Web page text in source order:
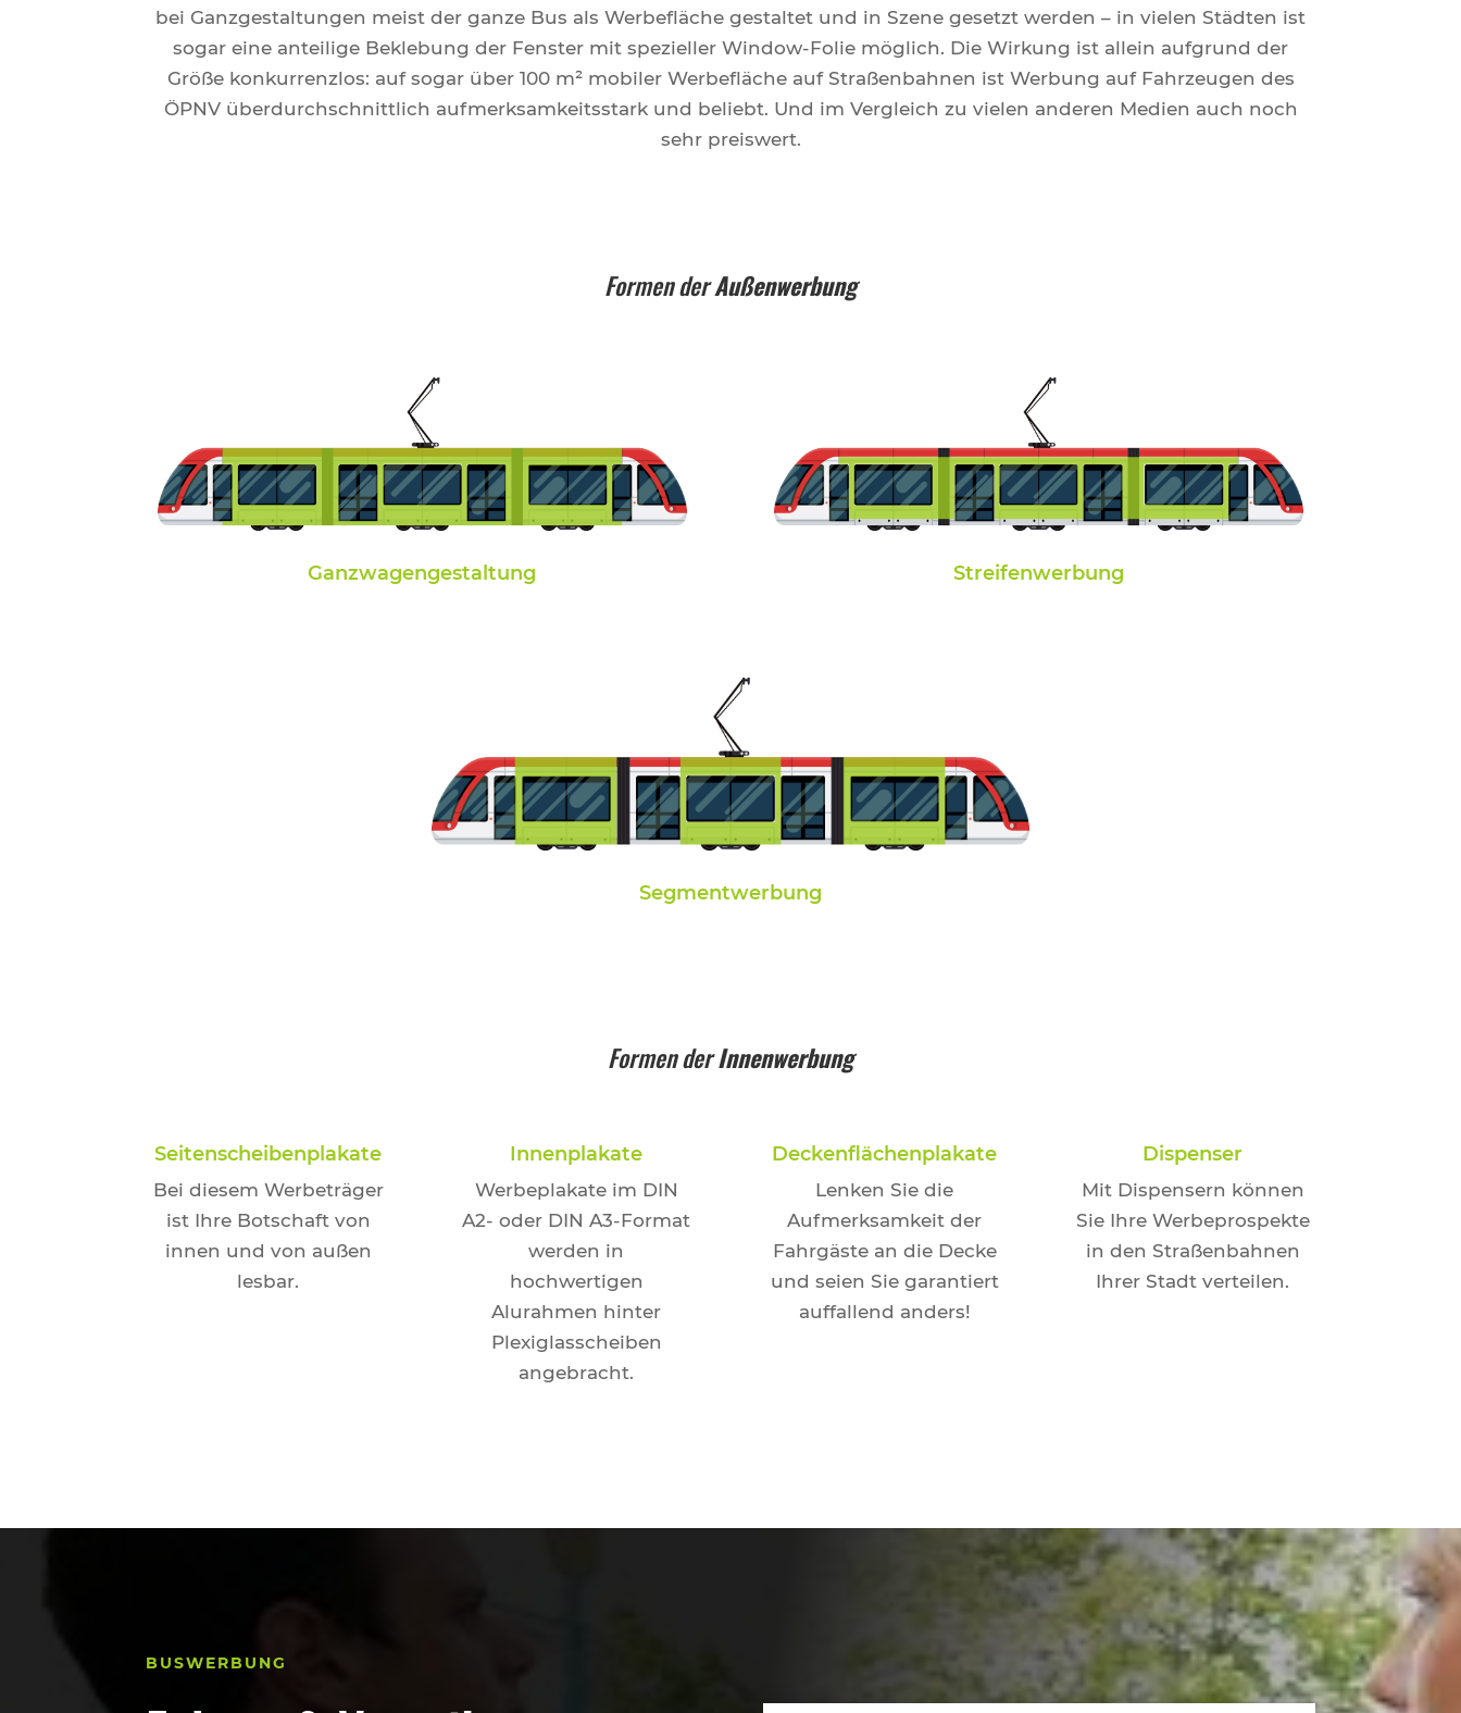
bei Ganzgestaltungen meist der ganze Bus als Werbefläche gestaltet und in Szene gesetzt werden – in vielen Städten ist
sogar eine anteilige Beklebung der Fenster mit spezieller Window-Folie möglich. Die Wirkung ist allein aufgrund der
Größe konkurrenzlos: auf sogar über 100 m² mobiler Werbefläche auf Straßenbahnen ist Werbung auf Fahrzeugen des
ÖPNV überdurchschnittlich aufmerksamkeitsstark und beliebt. Und im Vergleich zu vielen anderen Medien auch noch
sehr preiswert.
Formen derAußenwerbung
Ganzwagengestaltung Streifenwerbung
Segmentwerbung
Formen derInnenwerbung
Seitenscheibenplakate
Bei diesem Werbeträger
ist Ihre Botschaft von
innen und von außen
lesbar.
Innenplakate
Werbeplakate im DIN
A2- oder DIN A3-Format
werden in
hochwertigen
Alurahmen hinter
Plexiglasscheiben
angebracht.
Deckenflächenplakate
Lenken Sie die
Aufmerksamkeit der
Fahrgäste an die Decke
und seien Sie garantiert
auffallend anders!
Dispenser
Mit Dispensern können
Sie Ihre Werbeprospekte
in den Straßenbahnen
Ihrer Stadt verteilen.
BUSWERBUNG